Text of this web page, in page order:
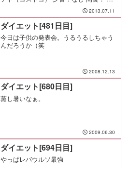
動：Jog-9.5km/66min メモ：今日も暑
い。汗が止まらない。でも走りたい。
2013.07.11
ダイエット[481日目]
今日は子供の発表会。うるうるしちゃう
んだろうか（笑
2008.12.13
ダイエット[680日目]
蒸し暑いなぁ。
2009.06.30
ダイエット[694日目]
やっぱレバウルソ最強